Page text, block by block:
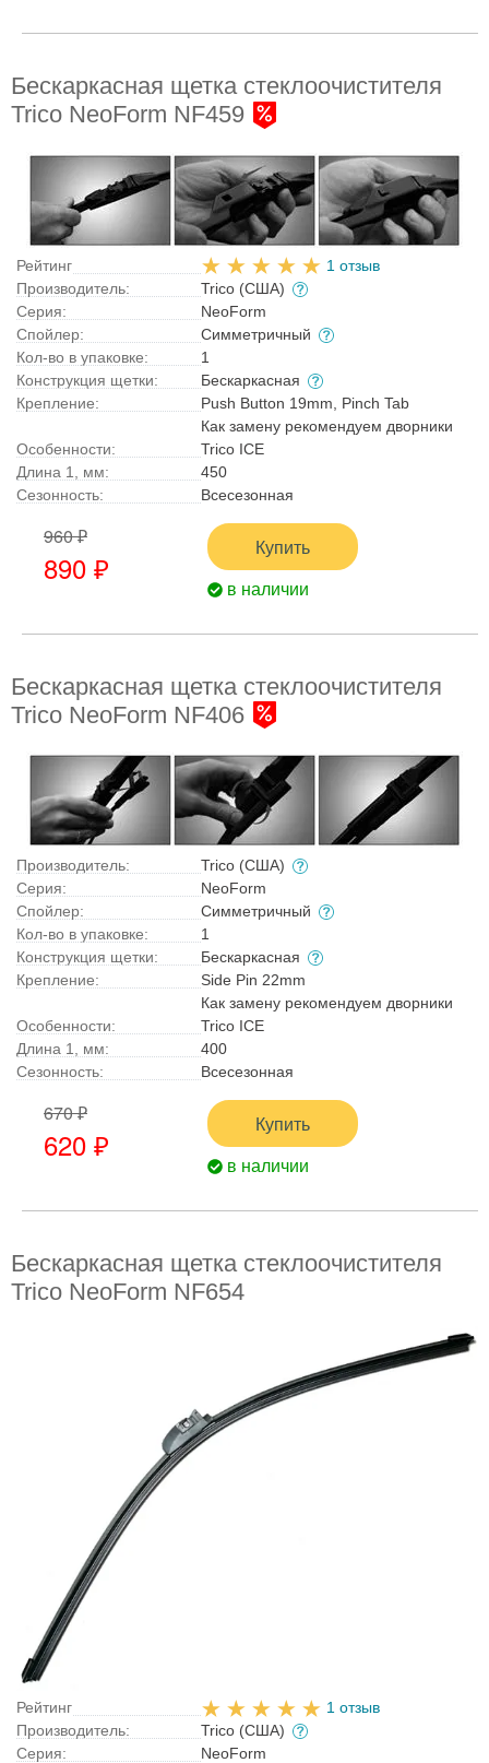
Бескаркасная щетка стеклоочистителя
Trico NeoForm NF459
Рейтинг
1 отзыв
Производитель:
Trico (США)
Серия:
NeoForm
Спойлер:
Симметричный
Кол-во в упаковке:
1
Конструкция щетки:
Бескаркасная
Крепление:
Push Button 19mm, Pinch Tab
Особенности:
Как замену рекомендуем дворники
Trico ICE
Длина 1, мм:
450
Сезонность:
Всесезонная
960 ₽
890 ₽
Купить
в наличии
Бескаркасная щетка стеклоочистителя
Trico NeoForm NF406
Производитель:
Trico (США)
Серия:
NeoForm
Спойлер:
Симметричный
Кол-во в упаковке:
1
Конструкция щетки:
Бескаркасная
Крепление:
Side Pin 22mm
Особенности:
Как замену рекомендуем дворники
Trico ICE
Длина 1, мм:
400
Сезонность:
Всесезонная
670 ₽
620 ₽
Купить
в наличии
Бескаркасная щетка стеклоочистителя
Trico NeoForm NF654
Рейтинг
1 отзыв
Производитель:
Trico (США)
Серия:
NeoForm